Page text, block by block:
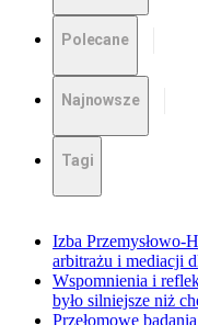
Polecane
Najnowsze
Tagi
Izba Przemysłowo-
arbitrażu i mediacji
Wspomnienia i
było silniejsze niż
Przełomowe